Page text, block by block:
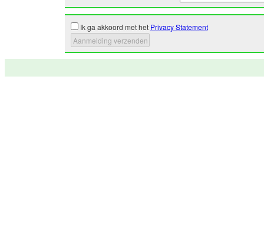
Ik ga akkoord met het Privacy Statement